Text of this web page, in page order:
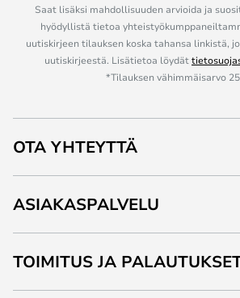
Saat lisäksi mahdollisuuden arvioida ja
hyödyllistä tietoa
uutiskirjeen tilauksen koska tahansa linkistä,
uutiskirjeestä. Lisätietoa löydät
*Tilauksen vähimmäisarvo
OTA YHTEYTTÄ
ASIAKASPALVELU
TOIMITUS JA